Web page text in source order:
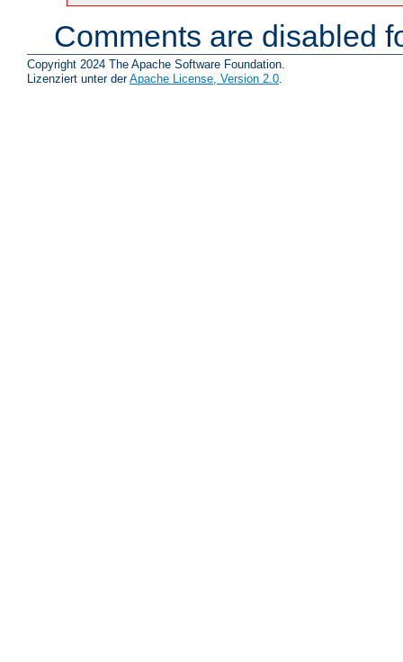
Comments are disabled
Copyright 2024 The Apache Software Foundation.
Lizenziert unter derApache License, Version 2.0